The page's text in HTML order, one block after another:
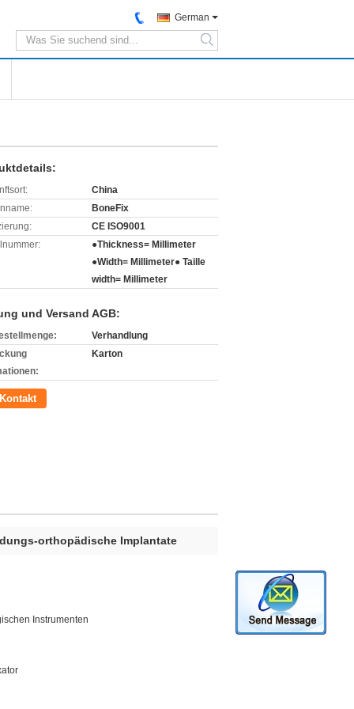
German
search
China
BoneFix
CE ISO9001
●Thickness= Millimeter
●Width= Millimeter● Taille
width= Millimeter
und Versand AGB:
Verhandlung
Karton
Kontakt
orthopädische Implantate
Instrumenten